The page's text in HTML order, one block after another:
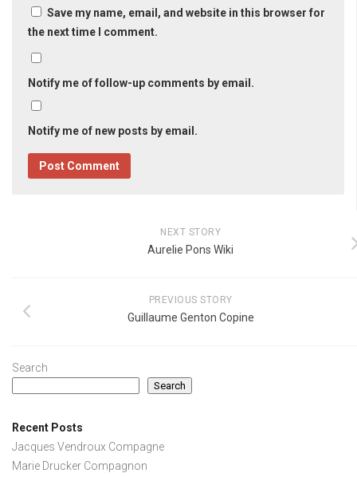
Save my name, email, and website in this browser for
the next time I comment.
Notify me of follow-up comments by email.
Notify me of new posts by email.
NEXT STORY
Aurelie Pons Wiki
PREVIOUS STORY
Guillaume Genton Copine
Search
Search
Recent Posts
Jacques Vendroux Compagne
Marie Drucker Compagnon